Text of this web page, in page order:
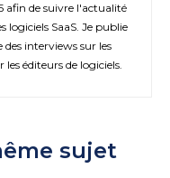
afin de suivre l'actualité
logiciels SaaS. Je publie
des interviews sur les
éditeurs de logiciels.
sujet